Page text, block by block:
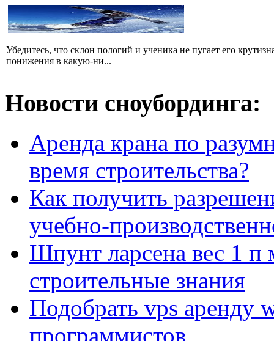
Убедитесь, что склон пологий и ученика не пугает его
понижения в какую-ни...
Новости сноубординга:
Аренда крана по
время строительства?
Как получить
учебно-
Шпунт ларсена вес 1 п
строительные знания
Подобрать vps аренду
программистов